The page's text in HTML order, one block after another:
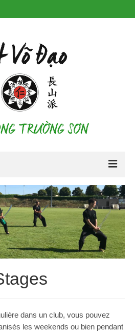
dans un club, vous pouvez
les weekends ou bien pendant